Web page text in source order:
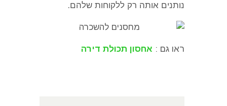
נותנים אותה רק ללקוחות שלהם.
ראו גם : אחסון תכולת דירה